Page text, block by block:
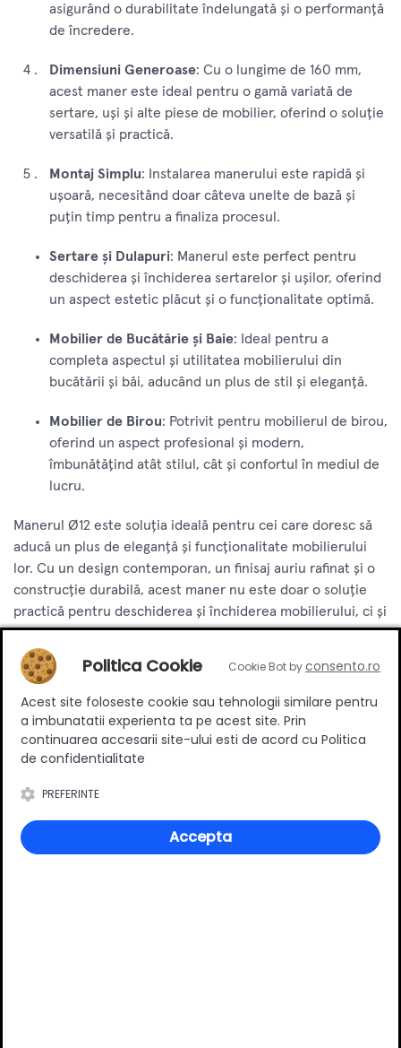
asigurând o durabilitate îndelungată și o performanță
de încredere.
Dimensiuni Generoase: Cu o lungime de 160 mm,
acest maner este ideal pentru o gamă variată de
sertare, uși și alte piese de mobilier, oferind o soluție
versatilă și practică.
Montaj Simplu: Instalarea manerului este rapidă și
ușoară, necesitând doar câteva unelte de bază și
puțin timp pentru a finaliza procesul.
Sertare și Dulapuri: Manerul este perfect pentru
deschiderea și închiderea sertarelor și ușilor, oferind
un aspect estetic plăcut și o funcționalitate optimă.
Mobilier de Bucătărie și Baie: Ideal pentru a
completa aspectul și utilitatea mobilierului din
bucătării și băi, aducând un plus de stil și eleganță.
Mobilier de Birou: Potrivit pentru mobilierul de birou,
oferind un aspect profesional și modern,
îmbunătățind atât stilul, cât și confortul în mediul de
lucru.
Manerul Ø12 este soluția ideală pentru cei care doresc să
aducă un plus de eleganță și funcționalitate mobilierului
lor. Cu un design contemporan, un finisaj auriu rafinat și o
construcție durabilă, acest maner nu este doar o soluție
practică pentru deschiderea și închiderea mobilierului, ci și
un element decorativ care completează aspectul general al
încăperii.
Specificatii
Tip
Politica Cookie Cookie Bot byconsento.ro
Acest site foloseste cookie sau tehnologii similare pentru
a imbunatatii experienta ta pe acest site. Prin
continuarea accesarii site-ului esti de acord cu Politica
de confidentialitate
PREFERINTE
Accepta